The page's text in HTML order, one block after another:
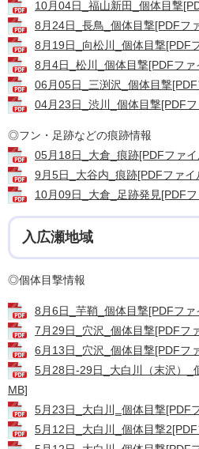
10月04日_福山新田_個体目撃
8月24日_長鳥_個体目撃[PDFフ
8月19日_向松川_個体目撃[PDF
8月4日_松川_個体目撃[PDFフ
06月05日_三渕沢_個体目撃
04月23日_渋川_個体目撃[PDF
◎フン・足跡などの痕跡情報
05月18日_大倉_痕跡[PDFファ
9月5日_大谷内_痕跡[PDFファイ
10月09日_大倉_足跡発見[PDF
入広瀬地域
◎個体目撃情報
8月6日_芋鞘_個体目撃[PDFファ
7月29日_穴沢_個体目撃[PDFフ
6月13日_穴沢_個体目撃[PDFフ
5月28日-29日_大白川（末沢）_
MB]
5月23日_大白川‗個体目撃[PDF
5月12日_大白川_個体目撃